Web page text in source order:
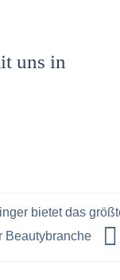
uns in
bietet das
Beautybranche